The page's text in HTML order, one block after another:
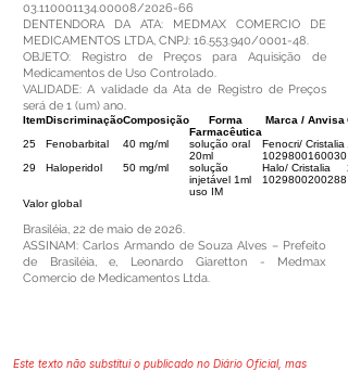
03.110001134.00008/2026-66
DENTENDORA DA ATA: MEDMAX COMERCIO DE
MEDICAMENTOS LTDA, CNPJ: 16.553.940/0001-48.
OBJETO: Registro de Preços para Aquisição de
Medicamentos de Uso Controlado.
VALIDADE: A validade da Ata de Registro de Preços
será de 1 (um) ano.
ItemDiscriminaçãoComposição
Forma
Farmacêutica
Marca / Anvisa
25
Fenobarbital 40 mg/ml
solução oral
20ml
Fenocri/ Cristalia
1029800160030
29
Haloperidol 50 mg/ml
solução
injetável 1ml
uso IM
Halo/ Cristalia
1029800200288
Valor global
Brasiléia, 22 de maio de 2026.
ASSINAM: Carlos Armando de Souza Alves – Prefeito
de Brasiléia, e, Leonardo Giaretton - Medmax
Comercio de Medicamentos Ltda.
Este texto não substitui o publicado no Diário Oficial, mas